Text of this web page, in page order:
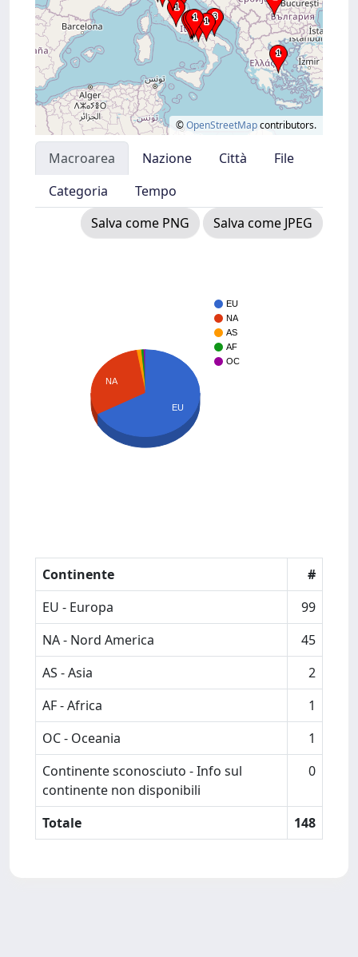
©OpenStreetMapcontributors.
Macroarea Nazione Città
File
Categoria
Tempo
Salva come PNG
Salva come JPEG
EU
NA
AS
AF
OC
NA
EU
Continente
#
EU - Europa
99
NA - Nord America
45
AS - Asia
2
AF - Africa
1
OC - Oceania
1
Continente sconosciuto - Info sul
continente non disponibili
0
Totale 148